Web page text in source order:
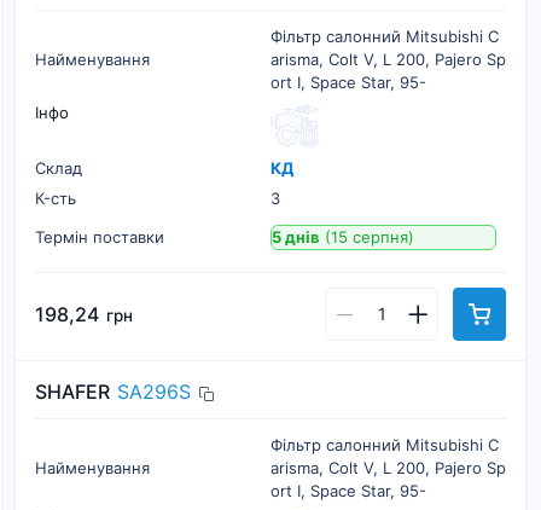
Найменування
Фільтр салонний Mitsubishi C
arisma, Colt V, L 200, Pajero Sp
ort I, Space Star, 95-
Інфо
Склад
КД
К-cть
3
Термін поставки
5 днів (15 серпня)
198,24 грн
SHAFER SA296S
Найменування
Фільтр салонний Mitsubishi C
arisma, Colt V, L 200, Pajero Sp
ort I, Space Star, 95-